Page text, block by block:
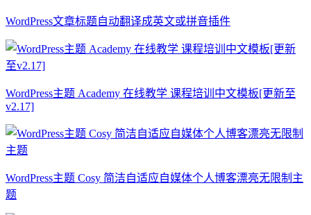
WordPress文章标题自动翻译成英文或拼音插件
WordPress主题 Academy 在线教学 课程培训中文模板[更新至
v2.17]
WordPress主题 Cosy 简洁自适应自媒体个人博客漂亮无限制主
题